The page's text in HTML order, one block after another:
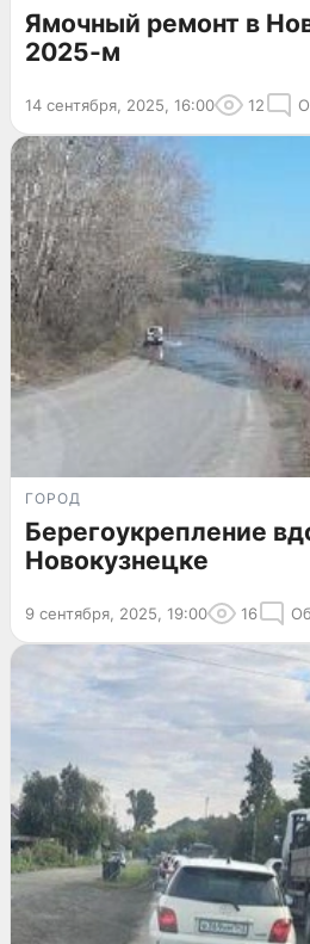
Ямочный ремонт в
2025-м
14 сентября, 2025, 16:00 12
ГОРОД
Берегоукрепление
Новокузнецке
9 сентября, 2025, 19:00 16